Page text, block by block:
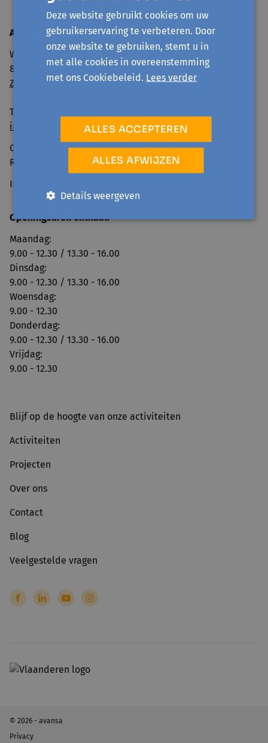
Avansa
Mid- en Zuidwest
Wandelweg 11
8500 Kortrijk
Zo geraak je er
Tel: 056 260 600
info@avansa-mzw.be
Ondernemingsnummer: BE0859.901.733
RPR GENT, afd. KORTRIJK
IBAN BE69 0014 0920 4478
Openingsuren onthaal:
Maandag:
9.00 - 12.30 / 13.30 - 16.00
Dinsdag:
9.00 - 12.30 / 13.30 - 16.00
Woensdag:
9.00 - 12.30
Donderdag:
9.00 - 12.30 / 13.30 - 16.00
Vrijdag:
9.00 - 12.30
Blijf op de hoogte van onze activiteiten
Activiteiten
Projecten
Over ons
Contact
Blog
Veelgestelde vragen
© 2026 - avansa
Privacy
Deze website gebruikt cookies om uw
gebruikerservaring te verbeteren. Door
onze website te gebruiken, stemt u in
met alle cookies in overeenstemming
met ons Cookiebeleid. Lees verder
ALLES ACCEPTEREN
ALLES AFWIJZEN
Details weergeven